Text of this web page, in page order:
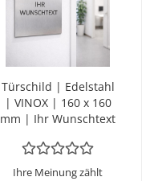
Tür­schild | Edel­stahl
| VINOX | 160 x 160
mm | Ihr Wunsch­text
Ihre Meinung zählt